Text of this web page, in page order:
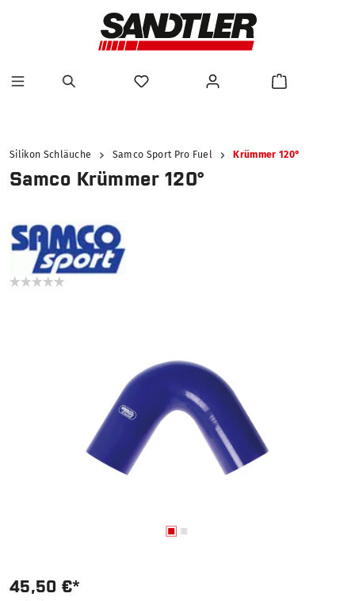
Silikon Schläuche Samco Sport Pro Fuel Krümmer 120°
Samco Krümmer 120°
45,50 €*